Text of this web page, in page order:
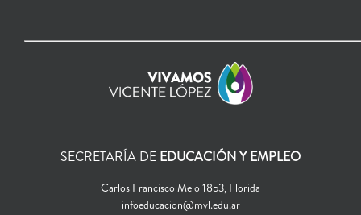
SECRETARÍA DE EDUCACIÓN Y EMPLEO
Carlos Francisco Melo 1853, Florida
infoeducacion@mvl.edu.ar